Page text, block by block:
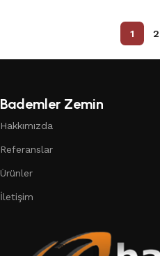
1 2
Bademler Zemin
Hakkımızda
Referanslar
Ürünler
İletişim